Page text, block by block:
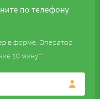
по телефону
в форме. Оператор
10 минут.